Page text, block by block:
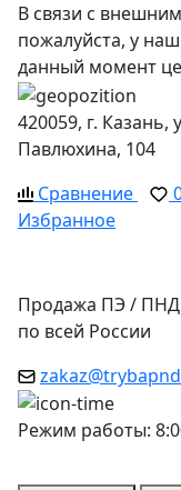
В связи с
пожалуйста, у
данный момент
420059, г. Казань,
Павлюхина, 104
Сравнение
Избранное
Продажа ПЭ /
по всей России
Режим работы: